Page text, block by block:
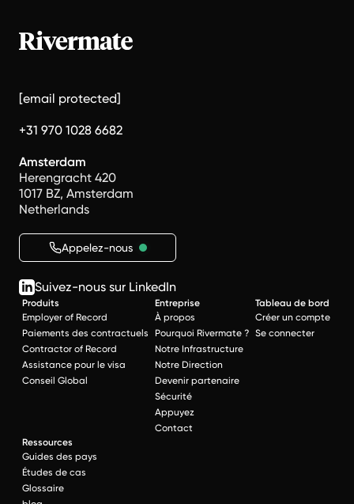
[email protected]
+31 970 1028 6682
Amsterdam
Herengracht 420
1017 BZ, Amsterdam
Netherlands
Appelez-nous
Suivez-nous sur LinkedIn
Produits
Employer of Record
Paiements des contractuels
Contractor of Record
Assistance pour le visa
Conseil Global
Entreprise
À propos
Pourquoi Rivermate ?
Notre Infrastructure
Notre Direction
Devenir partenaire
Sécurité
Appuyez
Contact
Tableau de bord
Créer un compte
Se connecter
Ressources
Guides des pays
Études de cas
Glossaire